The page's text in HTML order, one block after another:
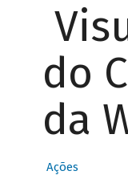
do
da
Ações